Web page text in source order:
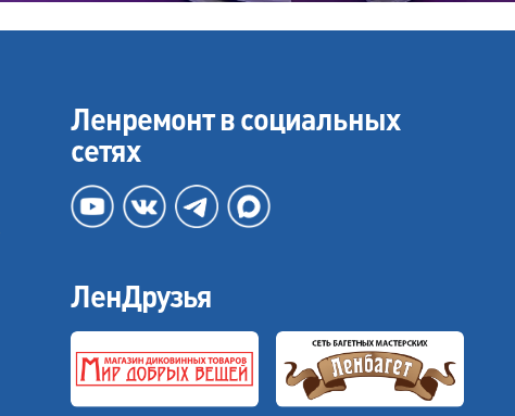
Ленремонт в социальных
сетях
ЛенДрузья